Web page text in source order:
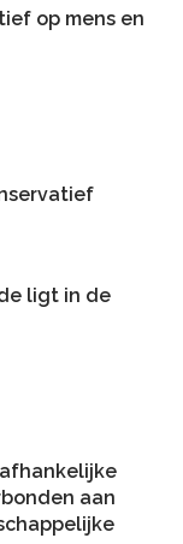
op mens en
ligt in de
aan